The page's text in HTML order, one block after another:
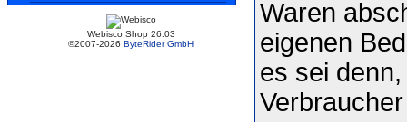
Webisco Shop 26.03
©2007-2026 ByteRider GmbH
Waren
eigenen
es sei